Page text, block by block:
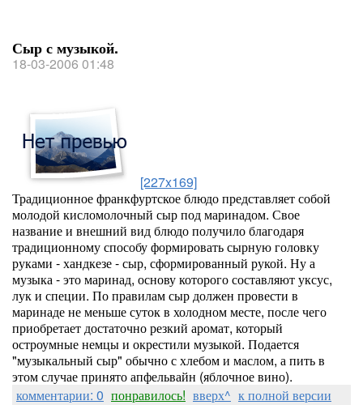
Сыр с музыкой.
18-03-2006 01:48
[227x169]
Традиционное франкфуртское блюдо представляет собой
молодой кисломолочный сыр под маринадом. Свое
название и внешний вид блюдо получило благодаря
традиционному способу формировать сырную головку
руками - хандкезе - сыр, сформированный рукой. Ну а
музыка - это маринад, основу которого составляют уксус,
лук и специи. По правилам сыр должен провести в
маринаде не меньше суток в холодном месте, после чего
приобретает достаточно резкий аромат, который
остроумные немцы и окрестили музыкой. Подается
"музыкальный сыр" обычно с хлебом и маслом, а пить в
этом случае принято апфельвайн (яблочное вино).
комментарии: 0 понравилось! вверх^ к полной версии